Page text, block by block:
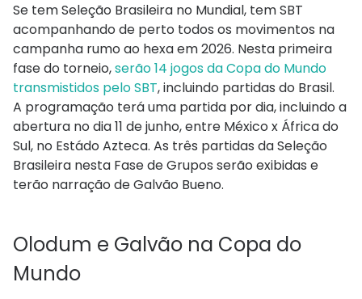
Se tem Seleção Brasileira no Mundial, tem SBT
acompanhando de perto todos os movimentos na
campanha rumo ao hexa em 2026. Nesta primeira
fase do torneio,serão 14 jogos da Copa do Mundo
transmistidos pelo SBT, incluindo partidas do Brasil.
A programação terá uma partida por dia, incluindo a
abertura no dia 11 de junho, entre México x África do
Sul, no Estádo Azteca. As três partidas da Seleção
Brasileira nesta Fase de Grupos serão exibidas e
terão narração de Galvão Bueno.
Olodum e Galvão na Copa do
Mundo